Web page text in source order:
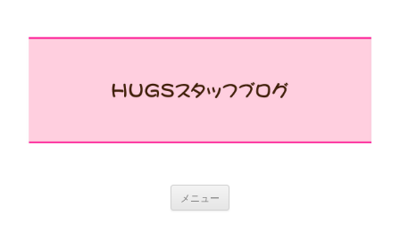
メニュー